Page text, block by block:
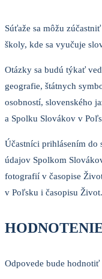
Súťaže sa môžu
školy, kde sa vyučuje
Otázky sa budú týkať
geografie, štátnych
osobností, slovenského
a Spolku Slovákov v
Účastníci prihlásením do
údajov Spolkom
fotografií v časopise
v Poľsku i časopisu Život.
Odpovede bude hodnotiť